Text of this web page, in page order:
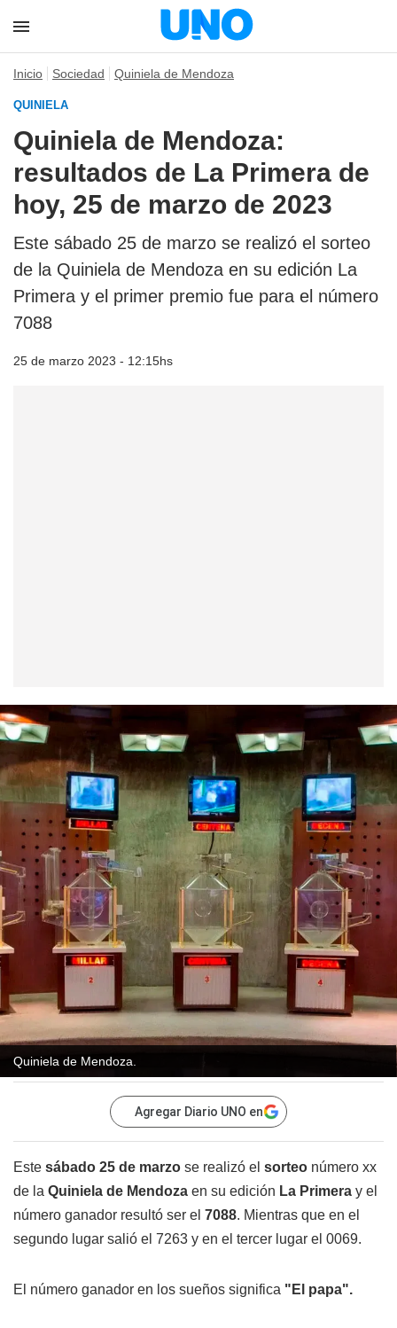
Inicio Sociedad Quiniela de Mendoza
QUINIELA
Quiniela de Mendoza:
resultados de La Primera de
hoy, 25 de marzo de 2023
Este sábado 25 de marzo se realizó el sorteo
de la Quiniela de Mendoza en su edición La
Primera y el primer premio fue para el número
7088
25 de marzo 2023 - 12:15hs
Quiniela de Mendoza.
Agregar Diario UNO en
Este sábado 25 de marzo se realizó el sorteo número xx
de la Quiniela de Mendoza en su edición La Primera y el
número ganador resultó ser el 7088. Mientras que en el
segundo lugar salió el 7263 y en el tercer lugar el 0069.
El número ganador en los sueños significa "El papa".